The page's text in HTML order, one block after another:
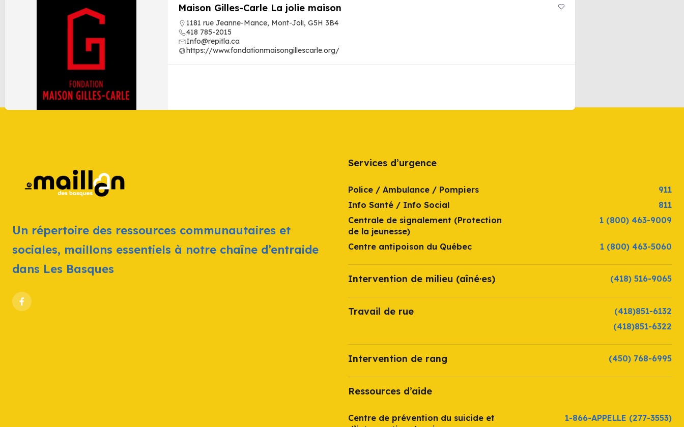
Maison Gilles-Carle La jolie maison
1181 rue Jeanne-Mance, Mont-Joli, G5H 3B4
418 785-2015
Info@repitla.ca
https://www.fondationmaisongillescarle.org/
Un répertoire des ressources communautaires et
sociales, maillons essentiels à notre chaîne d’entraide
dans Les Basques
Services d’urgence
Police / Ambulance / Pompiers
911
Info Santé / Info Social
811
Centrale de signalement (Protection
de la jeunesse)
1 (800) 463-9009
Centre antipoison du Québec 1 (800) 463-5060
Intervention de milieu (aîné·es) (418) 516-9065
Travail de rue
(418)851-6132
(418)851-6322
Intervention de rang (450) 768-6995
Ressources d’aide
Centre de prévention du suicide et
1-866-APPELLE (277-3553)